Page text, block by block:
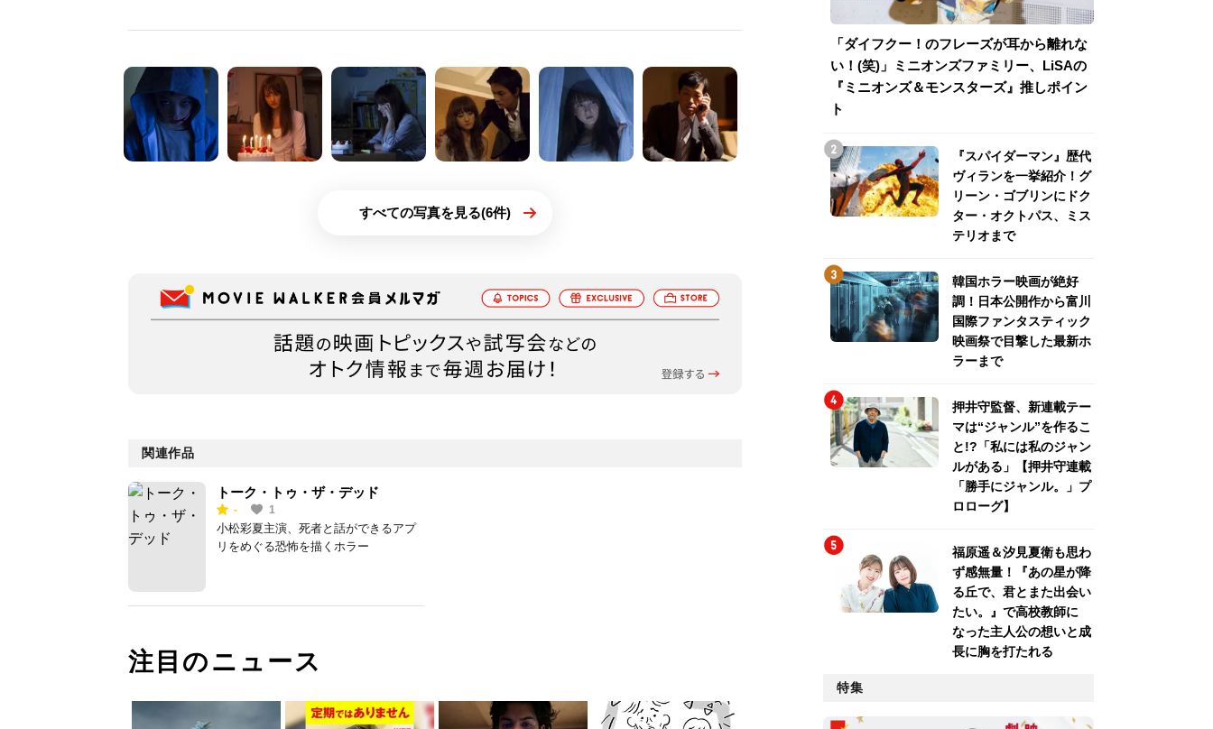
すべての写真を見る(6件)
関連作品
トーク・トゥ・ザ・デッド
- 1
小松彩夏主演、死者と話ができるアプ
リをめぐる恐怖を描くホラー
注目のニュース
「ダイフクー！のフレーズが耳から離れな
い！(笑)」ミニオンズファミリー、LiSAの
『ミニオンズ＆モンスターズ』推しポイン
ト
『スパイダーマン』歴代
ヴィランを一挙紹介！グ
リーン・ゴブリンにドク
ター・オクトパス、ミス
テリオまで
韓国ホラー映画が絶好
調！日本公開作から富川
国際ファンタスティック
映画祭で目撃した最新ホ
ラーまで
押井守監督、新連載テー
マは“ジャンル”を作るこ
と!?「私には私のジャン
ルがある」【押井守連載
「勝手にジャンル。」プ
ロローグ】
福原遥＆汐見夏衛も思わ
ず感無量！『あの星が降
る丘で、君とまた出会い
たい。』で高校教師に
なった主人公の想いと成
長に胸を打たれる
特集